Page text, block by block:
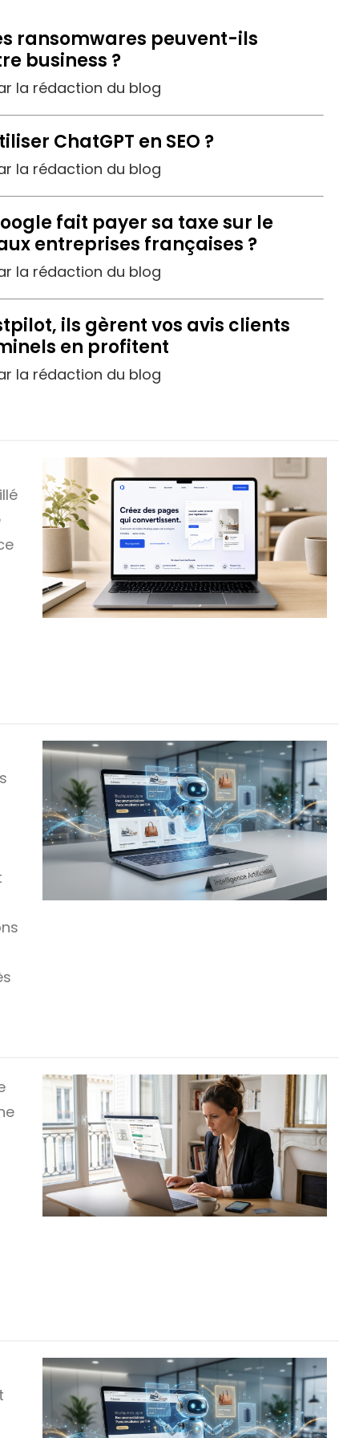
ransomwares peuvent-ils
business ?
la rédaction du blog
ChatGPT en SEO ?
la rédaction du blog
fait payer sa taxe sur le
entreprises françaises ?
la rédaction du blog
ils gèrent vos avis clients
en profitent
la rédaction du blog